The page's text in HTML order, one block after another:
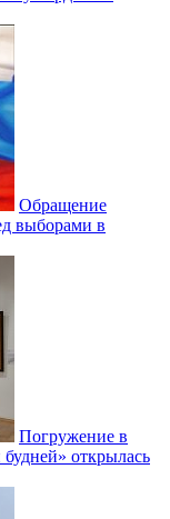
Обращение
выборами в
Погружение в
открылась